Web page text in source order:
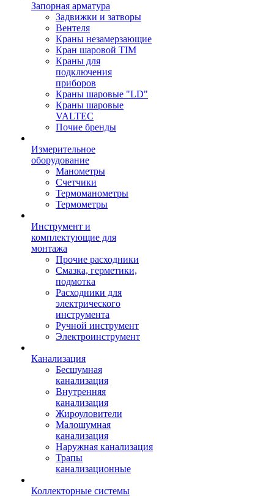
Запорная арматура
Задвижки и затворы
Вентеля
Краны незамерзающие
Кран шаровой TIM
Краны для
подключения
приборов
Краны шаровые "LD"
Краны шаровые
VALTEC
Почие бренды
Измерительное
оборудование
Манометры
Счетчики
Термоманометры
Термометры
Инструмент и
комплектующие для
монтажа
Прочие расходники
Смазка, герметики,
подмотка
Расходники для
электрического
инструмента
Ручной инструмент
Электроинструмент
Канализация
Бесшумная
канализация
Внутренняя
канализация
Жироуловители
Малошумная
канализация
Наружная канализация
Трапы
канализационные
Коллекторные системы